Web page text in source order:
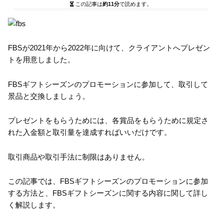
この記事は約11分で読めます。
FBSが2021年から2022年に向けて、クライアントへプレゼン
トを用意しました。
FBSギフトシーズンのプロモーションに参加して、取引して
景品と交換しましょう。
プレゼントをもらうためには、各賞品をもらうために規定さ
れた入金額と取引量を達成すればいいだけです。
取引商品や取引手法に制限はありません。
この記事では、FBSギフトシーズンのプロモーションに参加
する方法と、FBSギフトシーズンに関する内容に関して詳し
く解説します。